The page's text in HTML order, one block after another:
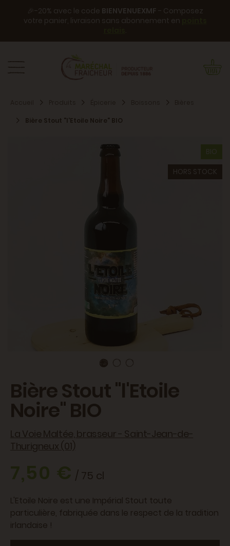
🎉-20% avec le code BIENVENUEXMF - Composez
votre panier, livraison sans abonnement en
.
Bière Stout "l'Etoile Noire" BIO
BIO
HORS STOCK
Bière Stout "l'Etoile
Noire" BIO
La Voie Maltée, brasseur - Saint-Jean-de-
Thurigneux (01)
7,50 €/ 75 cl
L'Etoile Noire est une Impérial Stout toute
particulière, fabriquée dans le respect de la tradition
irlandaise !